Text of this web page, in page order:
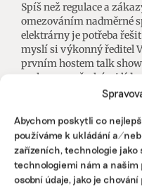
Abychom poskytli co
používáme k ukládání a/
zařízeních, technologie
technologiemi nám a
osobní údaje, jako je
Spíš než regulace a
omezováním nadměrné
elektrárny je potřeba
myslí si výkonný ředitel
prvním hostem talk
rozhovory s českými
CEO,lídři byznysu, udržitelnost